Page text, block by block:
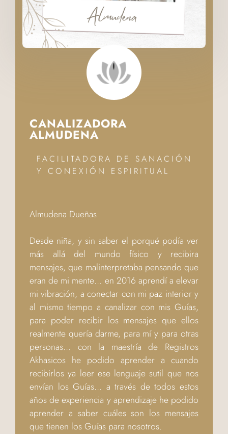
CANALIZADORA
ALMUDENA
FACILITADORA DE SANACIÓN
Y CONEXIÓN ESPIRITUAL
Almudena Dueñas
Desde niña, y sin saber el porqué podía ver
más allá del mundo físico y recibira
mensajes, que malinterpretaba pensando que
eran de mi mente… en 2016 aprendí a elevar
mi vibración, a conectar con mi paz interior y
al mismo tiempo a canalizar con mis Guías,
para poder recibir los mensajes que ellos
realmente quería darme, para mí y para otras
personas… con la maestría de Registros
Akhasicos he podido aprender a cuando
recibirlos ya leer ese lenguaje sutil que nos
envían los Guías… a través de todos estos
años de experiencia y aprendizaje he podido
aprender a saber cuáles son los mensajes
que tienen los Guías para nosotros.